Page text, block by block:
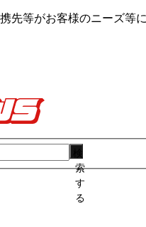
先等がお客様のニーズ等
索
す
る